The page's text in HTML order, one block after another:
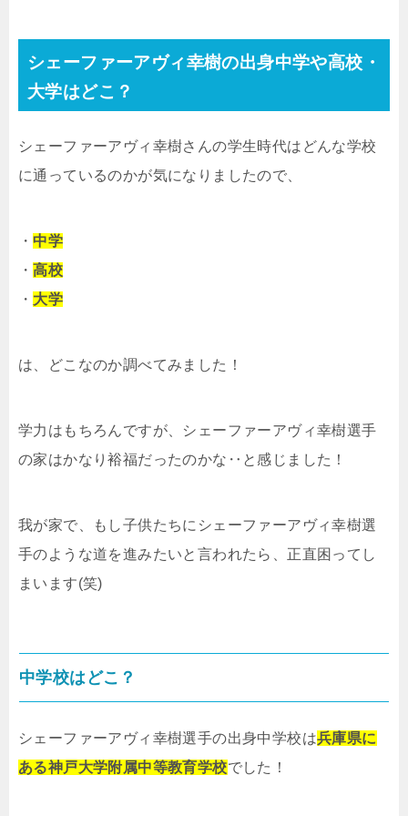
シェーファーアヴィ幸樹の出身中学や高校・
大学はどこ？
シェーファーアヴィ幸樹さんの学生時代はどんな学校
に通っているのかが気になりましたので、
・ 中学
・高校
・ 大学
は、どこなのか調べてみました！
学力はもちろんですが、シェーファーアヴィ幸樹選手
の家はかなり裕福だったのかな‥と感じました！
我が家で、もし子供たちにシェーファーアヴィ幸樹選
手のような道を進みたいと言われたら、正直困ってし
まいます(笑)
中学校はどこ？
シェーファーアヴィ幸樹選手の出身中学校は兵庫県に
ある神戸大学附属中等教育学校でした！